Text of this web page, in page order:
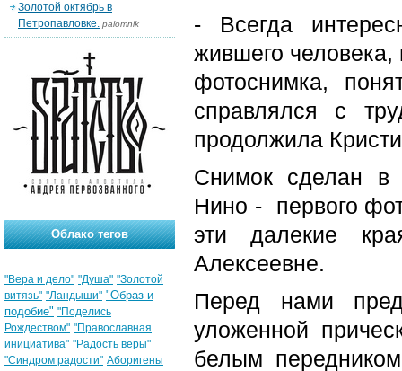
- Всегда
жившего
фотоснимка,
справлялся с
продолжила
Снимок сделан в
Нино - первого
эти далекие
Алексеевне.
Перед нами
уложенной
белым
Золотой октябрь в
Петропавловке. palomnik
Облако тегов
"Вера и дело" "Душа" "Золотой
витязь" "Ландыши" "Образ и
подобие" "Поделись
Рождеством" "Православная
инициатива" "Радость веры"
"Синдром радости" Аборигены